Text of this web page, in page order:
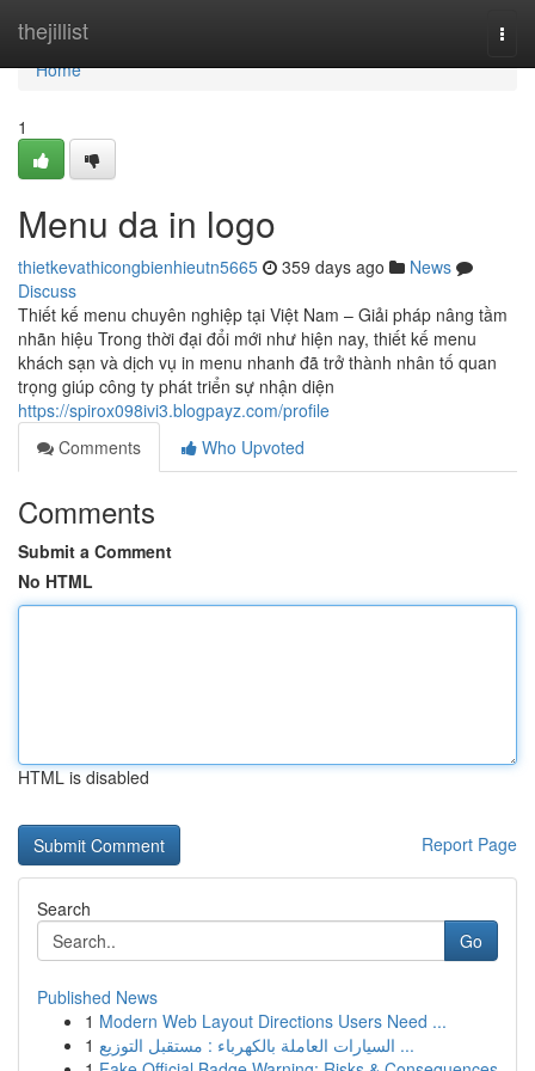
thejillist
Home
Home
1
Menu da in logo
thietkevathicongbienhieutn5665 359 days ago
News
Discuss
Thiết kế menu chuyên nghiệp tại Việt Nam – Giải pháp nâng tầm
nhãn hiệu Trong thời đại đổi mới như hiện nay, thiết kế menu
khách sạn và dịch vụ in menu nhanh đã trở thành nhân tố quan
trọng giúp công ty phát triển sự nhận diện
https://spirox098ivi3.blogpayz.com/profile
Comments
Who Upvoted
Comments
Submit a Comment
No HTML
HTML is disabled
Report Page
Search
Go
Published News
1 Modern Web Layout Directions Users Need ...
1
السيارات العاملة بالكهرباء : مستقبل التوزيع ...